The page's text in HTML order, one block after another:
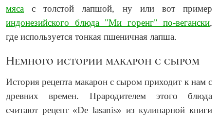
мяса с толстой лапшой, ну или вот пример
индонезийского блюда "Ми горенг" по-вегански,
где используется тонкая пшеничная лапша.
Немного истории макарон с сыром
История рецепта макарон с сыром приходит к нам с
древних времен. Прародителем этого блюда
считают рецепт «De lasanis» из кулинарной книги